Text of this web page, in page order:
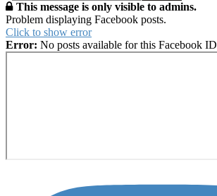
This message is only visible to admins.
Problem displaying Facebook posts.
Click to show error
Error: No posts available for this Facebook ID